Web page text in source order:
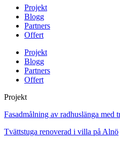
Projekt
Blogg
Partners
Offert
Projekt
Blogg
Partners
Offert
Projekt
Fasadmålning av radhuslänga med
Tvättstuga renoverad i villa på Alnö